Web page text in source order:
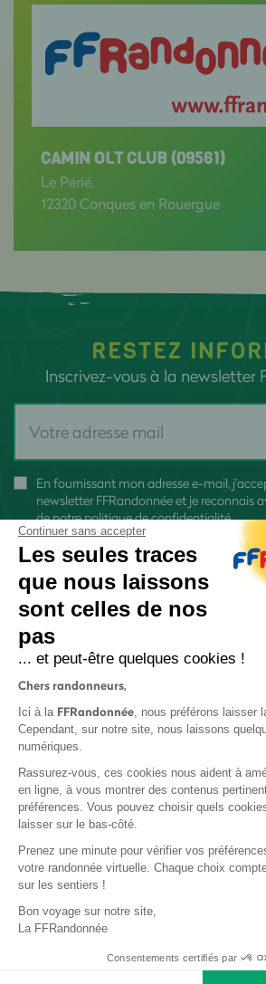
CAMIN OLT CLUB (09561)
Le Périé,
12320 Conques en Rouergue
RESTEZ
Inscrivez-vous à la newsletter
En fournissant mon adresse e-mail,
newsletter FFRandonnée et je reconnais
denotre politique de confidentialité
Protection des données
Politique de
Base documentaire
Continuer sans accepter
Les seules traces
que nous laissons
sont celles de nos
pas
... et peut-être quelques cookies !
Chers randonneurs,
Ici à la FFRandonnée, nous préférons laisser
Cependant, sur notre site, nous laissons
numériques.
Rassurez-vous, ces cookies nous aident à
en ligne, à vous montrer des contenus
préférences. Vous pouvez choisir quels
laisser sur le bas-côté.
Prenez une minute pour vérifier vos
votre randonnée virtuelle. Chaque choix
sur les sentiers !
Bon voyage sur notre site,
La FFRandonnée
Consentements certifiés par